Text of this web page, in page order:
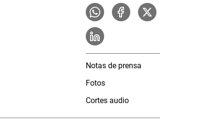
Notas de prensa
Fotos
Cortes audio